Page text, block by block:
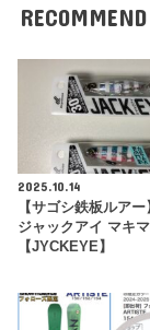
RECOMMEND
2025.10.14
【サゴシ鉄板ルア
ジャックアイ マキ
【JYCKEYE】